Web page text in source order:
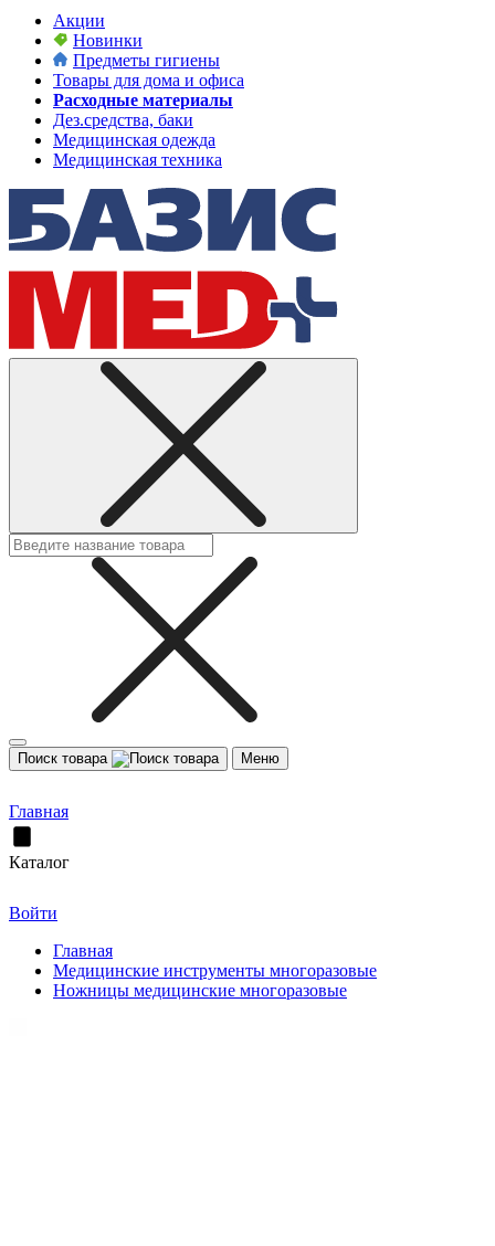
Акции
Новинки
Предметы гигиены
Товары для дома и офиса
Расходные материалы
Дез.средства, баки
Медицинская одежда
Медицинская техника
Поиск товара Меню
Главная
Каталог
Войти
Главная
Медицинские инструменты многоразовые
Ножницы медицинские многоразовые